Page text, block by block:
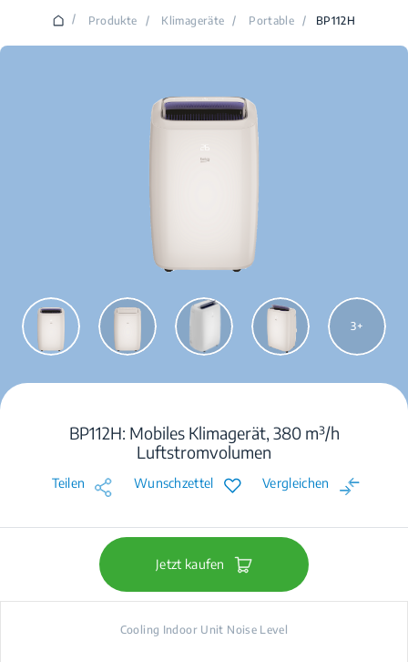
/ Produkte / Klimageräte / Portable / BP112H
3
BP112H: Mobiles Klimagerät, 380 m³/h
Luftstromvolumen
Teilen Wunschzettel Vergleichen
Jetzt kaufen
Cooling Indoor Unit Noise Level